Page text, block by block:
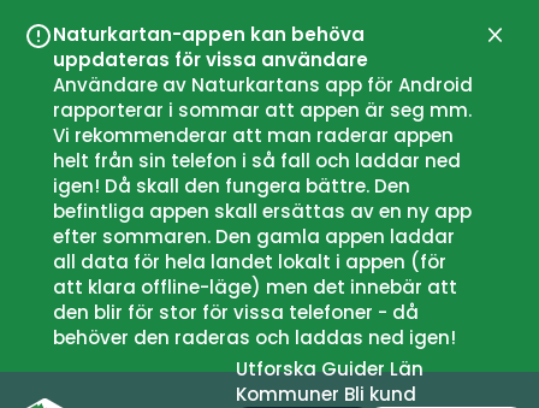
Naturkartan-appen kan behöva
uppdateras för vissa användare
Användare av Naturkartans app för Android
rapporterar i sommar att appen är seg mm.
Vi rekommenderar att man raderar appen
helt från sin telefon i så fall och laddar ned
igen! Då skall den fungera bättre. Den
befintliga appen skall ersättas av en ny app
efter sommaren. Den gamla appen laddar
all data för hela landet lokalt i appen (för
att klara offline-läge) men det innebär att
den blir för stor för vissa telefoner - då
behöver den raderas och laddas ned igen!
UtforskaGuiderLän
Kommuner Bli kund